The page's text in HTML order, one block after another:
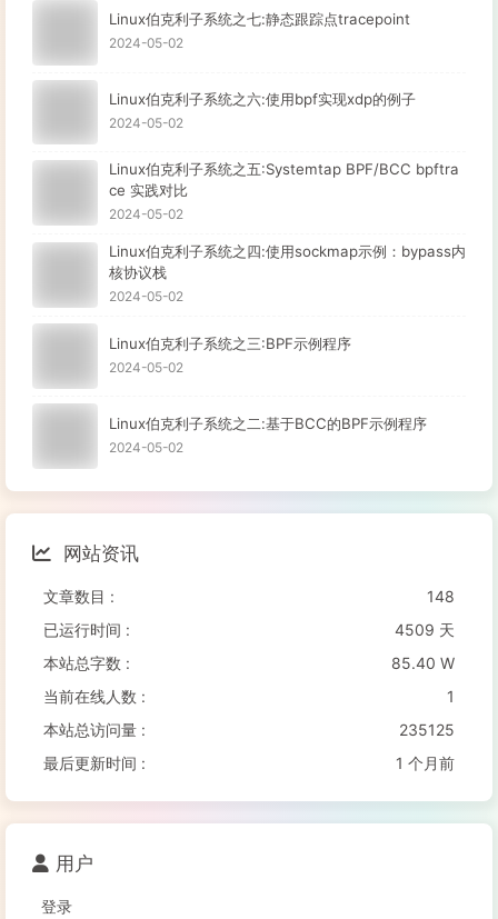
Linux伯克利子系统之七:静态跟踪点tracepoint
2024-05-02
Linux伯克利子系统之六:使用bpf实现xdp的例子
2024-05-02
Linux伯克利子系统之五:Systemtap BPF/BCC bpftra
ce 实践对比
2024-05-02
Linux伯克利子系统之四:使用sockmap示例：bypass内
核协议栈
2024-05-02
Linux伯克利子系统之三:BPF示例程序
2024-05-02
Linux伯克利子系统之二:基于BCC的BPF示例程序
2024-05-02
网站资讯
文章数目 :
148
已运行时间 :
4509 天
本站总字数 :
85.40 W
当前在线人数 :
1
本站总访问量 :
235125
最后更新时间 :
1 个月前
用户
登录